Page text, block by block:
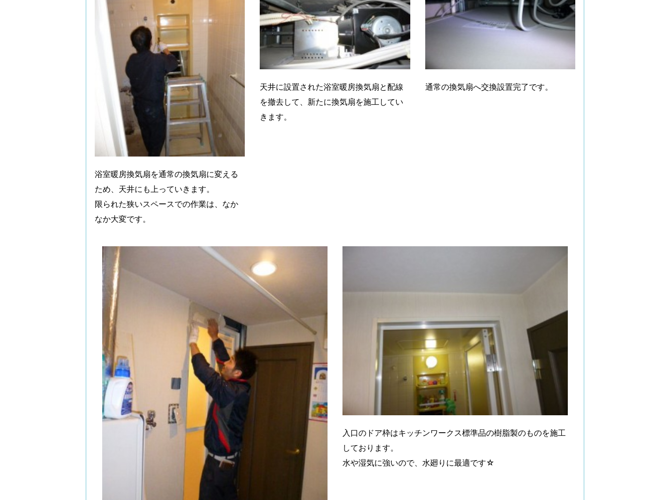
浴室暖房換気扇を通常の換気扇に変える
ため、天井にも上っていきます。
限られた狭いスペースでの作業は、なか
なか大変です。
天井に設置された浴室暖房換気扇と配線
を撤去して、新たに換気扇を施工してい
きます。
通常の換気扇へ交換設置完了です。
入口のドア枠はキッチンワークス標準品の樹脂製のものを施工
しております。
水や湿気に強いので、水廻りに最適です☆